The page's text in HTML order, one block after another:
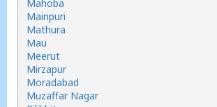
Mahoba
Mainpuri
Mathura
Mau
Meerut
Mirzapur
Moradabad
Muzaffar Nagar